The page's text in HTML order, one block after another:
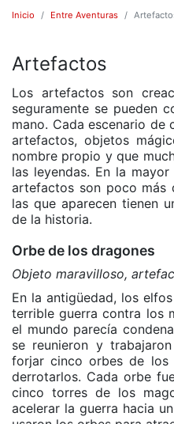
Inicio Entre Aventuras
Artefactos
Los artefactos son
seguramente se pueden
mano. Cada escenario de
artefactos, objetos
nombre propio y que
las leyendas. En la
artefactos son poco más
las que aparecen tienen
de la historia.
Orbe de los dragones
Objeto maravilloso,
En la antigüedad, los
terrible guerra contra los
el mundo parecía
se reunieron y
forjar cinco orbes de los
derrotarlos. Cada orbe
cinco torres de los
acelerar la guerra hacia